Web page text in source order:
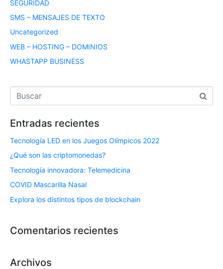
SEGURIDAD
SMS – MENSAJES DE TEXTO
Uncategorized
WEB – HOSTING – DOMINIOS
WHASTAPP BUSINESS
Entradas recientes
Tecnología LED en los Juegos Olímpicos 2022
¿Qué son las criptomonedas?
Tecnología innovadora: Telemedicina
COVID Mascarilla Nasal
Explora los distintos tipos de blockchain
Comentarios recientes
Archivos